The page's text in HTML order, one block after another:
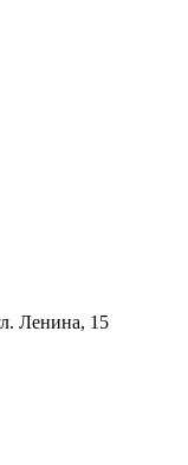
Ленина, 15